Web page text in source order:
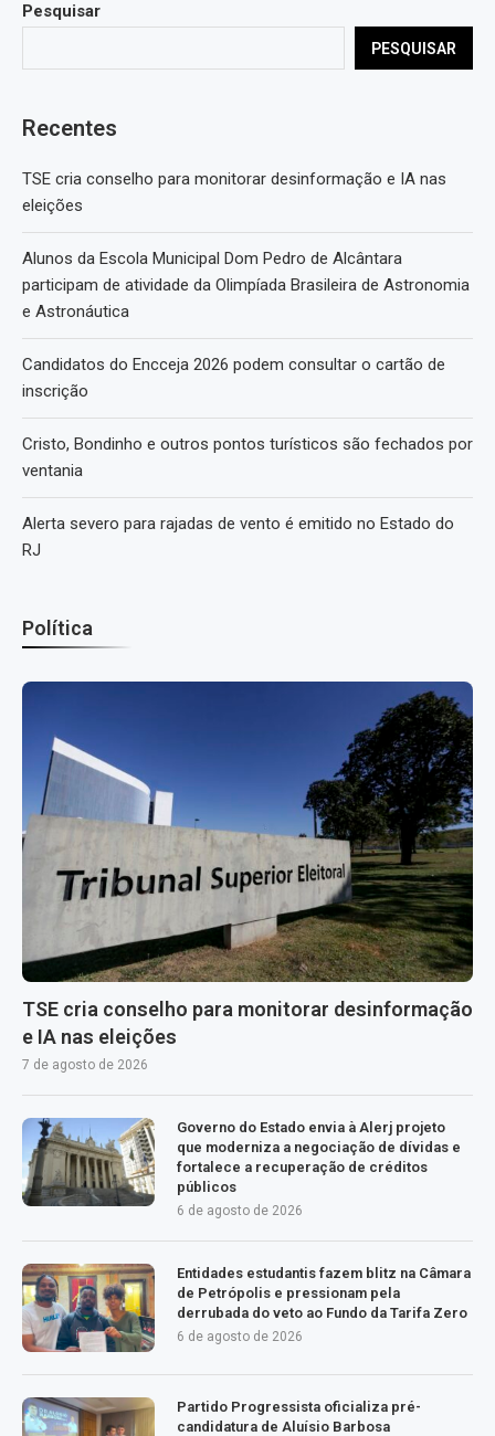
Pesquisar
PESQUISAR
Recentes
TSE cria conselho para monitorar desinformação e IA nas
eleições
Alunos da Escola Municipal Dom Pedro de Alcântara
participam de atividade da Olimpíada Brasileira de Astronomia
e Astronáutica
Candidatos do Encceja 2026 podem consultar o cartão de
inscrição
Cristo, Bondinho e outros pontos turísticos são fechados por
ventania
Alerta severo para rajadas de vento é emitido no Estado do
RJ
Política
TSE cria conselho para monitorar desinformação
e IA nas eleições
7 de agosto de 2026
Governo do Estado envia à Alerj projeto
que moderniza a negociação de dívidas e
fortalece a recuperação de créditos
públicos
6 de agosto de 2026
Entidades estudantis fazem blitz na Câmara
de Petrópolis e pressionam pela
derrubada do veto ao Fundo da Tarifa Zero
6 de agosto de 2026
Partido Progressista oficializa pré-
candidatura de Aluísio Barbosa